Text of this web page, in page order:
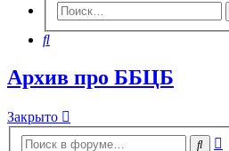
Поиск
Архив про ББЦБ
Закрыто
Поиск